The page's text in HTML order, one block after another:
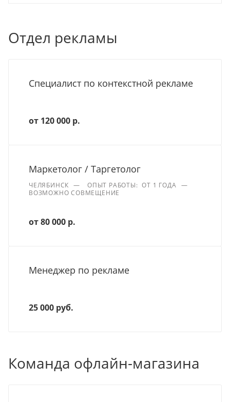
Отдел рекламы
Специалист по контекстной рекламе
от 120 000 р.
Маркетолог / Таргетолог
ЧЕЛЯБИНСК — ОПЫТ РАБОТЫ: ОТ 1 ГОДА —
ВОЗМОЖНО СОВМЕЩЕНИЕ
от 80 000 р.
Менеджер по рекламе
25 000 руб.
Команда офлайн-магазина